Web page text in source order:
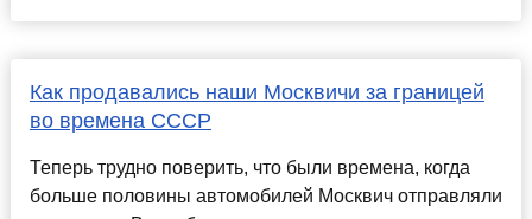
Как продавались наши Москвичи за границей
во времена СССР
Теперь трудно поверить, что были времена, когда
больше половины автомобилей Москвич отправляли